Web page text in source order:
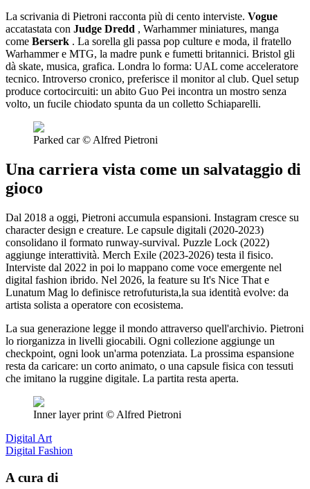
La scrivania di Pietroni racconta più di cento interviste. Vogue
accatastata con Judge Dredd , Warhammer miniatures, manga
come Berserk . La sorella gli passa pop culture e moda, il fratello
Warhammer e MTG, la madre punk e fumetti britannici. Bristol gli
dà skate, musica, grafica. Londra lo forma: UAL come acceleratore
tecnico. Introverso cronico, preferisce il monitor al club. Quel setup
produce cortocircuiti: un abito Guo Pei incontra un mostro senza
volto, un fucile chiodato spunta da un colletto Schiaparelli.
Parked car © Alfred Pietroni
Una carriera vista come un salvataggio di
gioco
Dal 2018 a oggi, Pietroni accumula espansioni. Instagram cresce su
character design e creature. Le capsule digitali (2020-2023)
consolidano il formato runway-survival. Puzzle Lock (2022)
aggiunge interattività. Merch Exile (2023-2026) testa il fisico.
Interviste dal 2022 in poi lo mappano come voce emergente nel
digital fashion ibrido. Nel 2026, la feature su It's Nice That e
Lunatum Mag lo definisce retrofuturista,la sua identità evolve: da
artista solista a operatore con ecosistema.
La sua generazione legge il mondo attraverso quell'archivio. Pietroni
lo riorganizza in livelli giocabili. Ogni collezione aggiunge un
checkpoint, ogni look un'arma potenziata. La prossima espansione
resta da caricare: un corto animato, o una capsule fisica con tessuti
che imitano la ruggine digitale. La partita resta aperta.
Inner layer print © Alfred Pietroni
Digital Art
Digital Fashion
A cura di